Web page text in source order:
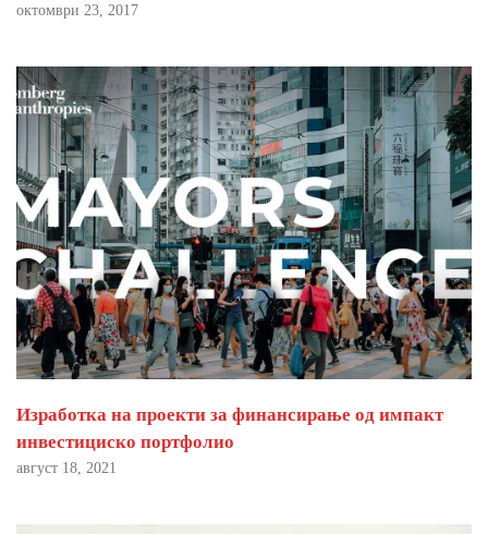
октомври 23, 2017
Изработка на проекти за финансирање од импакт
инвестициско портфолио
август 18, 2021